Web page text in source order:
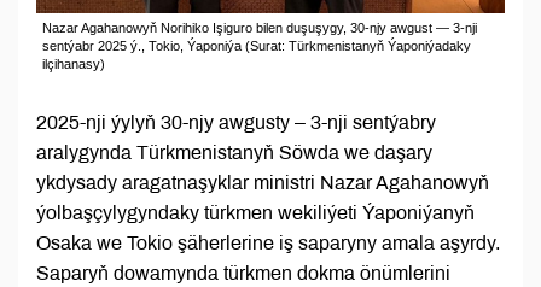
Nazar Agahanowyň Norihiko Işiguro bilen duşuşygy, 30-njy awgust — 3-nji
sentýabr 2025 ý., Tokio, Ýaponiýa (Surat: Türkmenistanyň Ýaponiýadaky
ilçihanasy)
2025-nji ýylyň 30-njy awgusty – 3-nji sentýabry
aralygynda Türkmenistanyň Söwda we daşary
ykdysady aragatnaşyklar ministri Nazar Agahanowyň
ýolbaşçylygyndaky türkmen wekiliýeti Ýaponiýanyň
Osaka we Tokio şäherlerine iş saparyny amala aşyrdy.
Saparyň dowamynda türkmen dokma önümlerini